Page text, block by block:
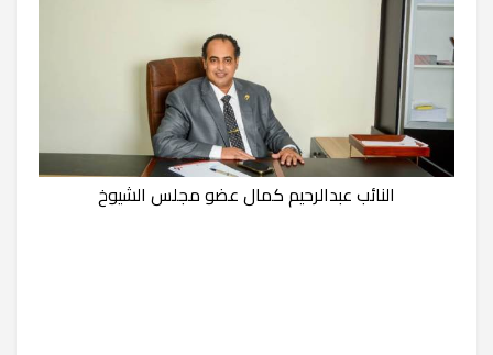
النائب عبدالرحيم كمال عضو مجلس الشيوخ